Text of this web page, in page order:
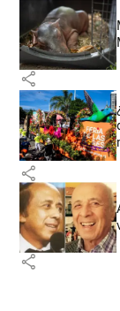
share
share
share